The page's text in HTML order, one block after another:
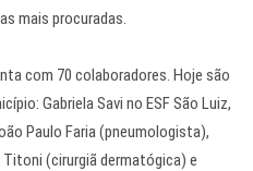
mais procuradas.
com 70 colaboradores. Hoje são
Gabriela Savi no ESF São Luiz,
Paulo Faria (pneumologista),
(cirurgiã dermatógica) e